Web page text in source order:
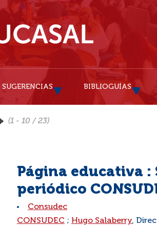
SUGERENCIAS BIBLIOGUÍAS
(1 - 10 / 23)
Página educativa
periódico
Consudec
CONSUDEC ; Hugo Salaberry,